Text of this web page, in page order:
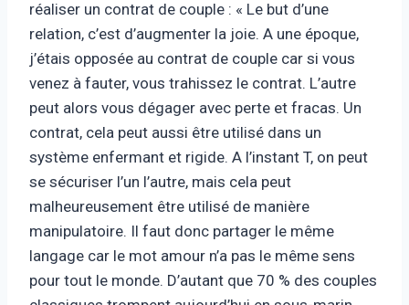
réaliser un contrat de couple : « Le but d’une
relation, c’est d’augmenter la joie. A une époque,
j’étais opposée au contrat de couple car si vous
venez à fauter, vous trahissez le contrat. L’autre
peut alors vous dégager avec perte et fracas. Un
contrat, cela peut aussi être utilisé dans un
système enfermant et rigide. A l’instant T, on peut
se sécuriser l’un l’autre, mais cela peut
malheureusement être utilisé de manière
manipulatoire. Il faut donc partager le même
langage car le mot amour n’a pas le même sens
pour tout le monde. D’autant que 70 % des couples